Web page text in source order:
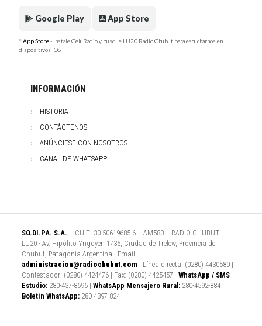
Google Play App Store
* App Store- Instale CeluRadio y busque LU20 Radio Chubut para escucharnos en
dispositivos iOS
INFORMACIÓN
HISTORIA
CONTÁCTENOS
ANÚNCIESE CON NOSOTROS
CANAL DE WHATSAPP
SO.DI.PA. S.A. – CUIT: 30-50619685-6 – AM580 – RADIO CHUBUT –
LU20 - Av. Hipólito Yrigoyen 1735, Ciudad de Trelew, Provincia del
Chubut, Patagonia Argentina - Email:
administracion@radiochubut.com | Línea directa: (0280) 4430580 |
Contestador: (0280) 4424476 | Fax: (0280) 4425457 - WhatsApp / SMS
Estudio: 280-437-8696 | WhatsApp Mensajero Rural: 280-4592-884 |
Boletín WhatsApp: 280-4397-824 -